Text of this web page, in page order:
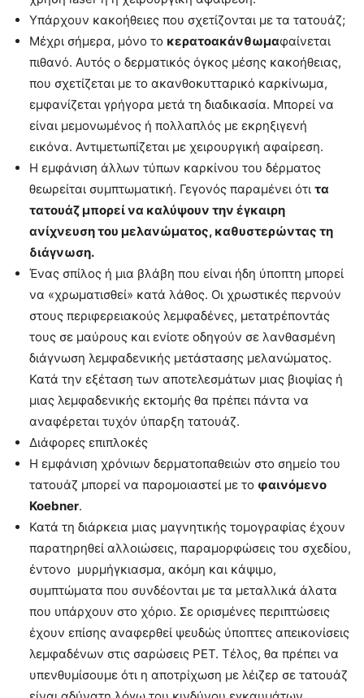
Υπάρχουν κακοήθειες που σχετίζονται με τα τατουάζ;
Μέχρι σήμερα, μόνο το κερατοακάνθωμαφαίνεται
πιθανό. Αυτός ο δερματικός όγκος μέσης κακοήθειας,
που σχετίζεται με το ακανθοκυτταρικό καρκίνωμα,
εμφανίζεται γρήγορα μετά τη διαδικασία. Μπορεί να
είναι μεμονωμένος ή πολλαπλός με εκρηξιγενή
εικόνα. Αντιμετωπίζεται με χειρουργική αφαίρεση.
Η εμφάνιση άλλων τύπων καρκίνου του δέρματος
θεωρείται συμπτωματική. Γεγονός παραμένει ότι τα
τατουάζ μπορεί να καλύψουν την έγκαιρη
ανίχνευση του μελανώματος, καθυστερώντας τη
διάγνωση.
Ένας σπίλος ή μια βλάβη που είναι ήδη ύποπτη μπορεί
να «χρωματισθεί» κατά λάθος. Οι χρωστικές περνούν
στους περιφερειακούς λεμφαδένες, μετατρέποντάς
τους σε μαύρους και ενίοτε οδηγούν σε λανθασμένη
διάγνωση λεμφαδενικής μετάστασης μελανώματος.
Κατά την εξέταση των αποτελεσμάτων μιας βιοψίας ή
μιας λεμφαδενικής εκτομής θα πρέπει πάντα να
αναφέρεται τυχόν ύπαρξη τατουάζ.
Διάφορες επιπλοκές
Η εμφάνιση χρόνιων δερματοπαθειών στο σημείο του
τατουάζ μπορεί να παρομοιαστεί με το φαινόμενο
Koebner.
Κατά τη διάρκεια μιας μαγνητικής τομογραφίας έχουν
παρατηρηθεί αλλοιώσεις, παραμορφώσεις του σχεδίου,
έντονο μυρμήγκιασμα, ακόμη και κάψιμο,
συμπτώματα που συνδέονται με τα μεταλλικά άλατα
που υπάρχουν στο χόριο. Σε ορισμένες περιπτώσεις
έχουν επίσης αναφερθεί ψευδώς ύποπτες απεικονίσεις
λεμφαδένων στις σαρώσεις ΡΕΤ. Τέλος, θα πρέπει να
υπενθυμίσουμε ότι η αποτρίχωση με λέιζερ σε τατουάζ